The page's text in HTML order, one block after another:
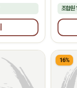
조합원
16%